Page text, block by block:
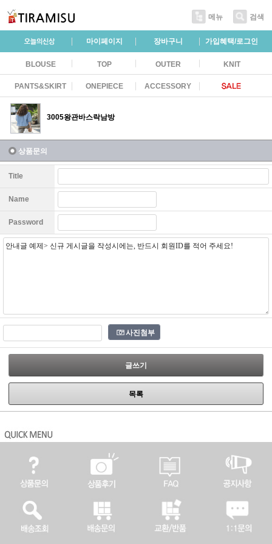
메뉴 검색
마이페이지 장바구니 가입혜택/로그인
BLOUSE TOP OUTER KNIT
PANTS&SKIRT ONEPIECE ACCESSORY
3005왕관바스락남방
상품문의
Title
Name
Password
사진첨부
글쓰기
목록